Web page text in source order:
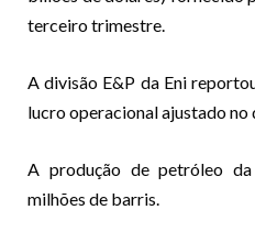
terceiro trimestre.
A divisão E&P da Eni
lucro operacional ajustado
A produção de petróleo
milhões de barris.